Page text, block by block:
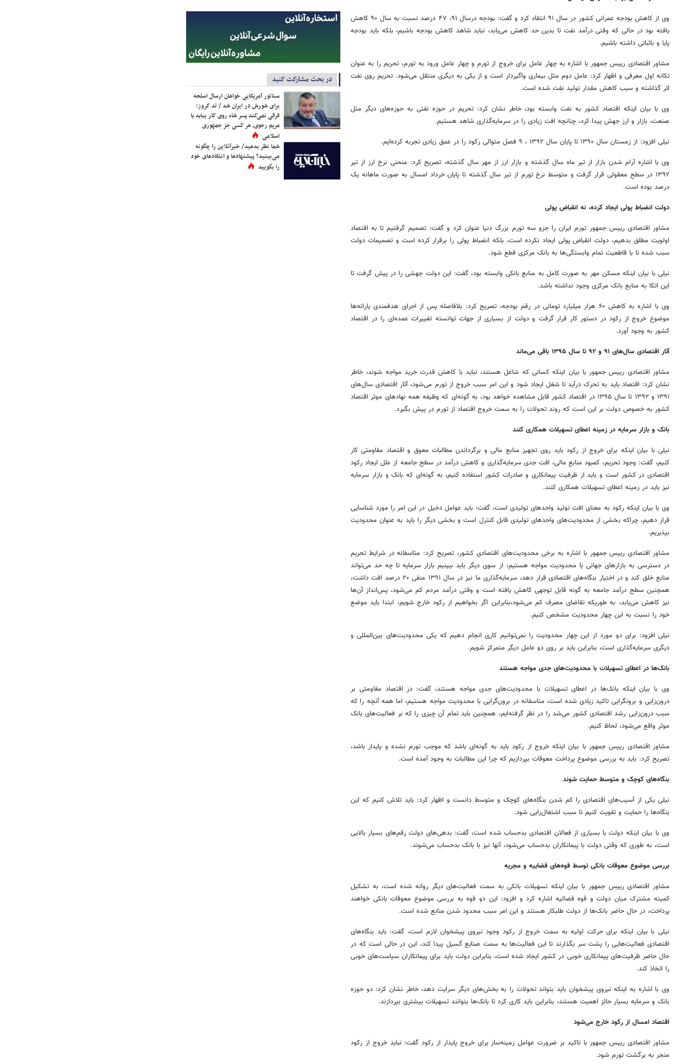
وی از کاهش بودجه عمرانی کشور در سال ۹۱ انتقاد کرد و گفت: بودجه درسال ۹۱، ۴۷ درصد نسبت به سال ۹۰ کاهش
یافته بود در حالی که وقتی درآمد نفت تا بدین حد کاهش می‌یابد، نباید شاهد کاهش بودجه باشیم، بلکه باید بودجه
پایا و باثباتی داشته باشیم.
مشاور اقتصادی رییس جمهور با اشاره به چهار عامل برای خروج از تورم و چهار عامل ورود به تورم، تحریم را به عنوان
تکانه اول معرفی و اظهار کرد: عامل دوم مثل بیماری واگیردار است و از یکی به دیگری منتقل می‌شود. تحریم روی نفت
اثر گذاشته و سبب کاهش مقدار تولید نفت شده است.
وی با بیان اینکه اقتصاد کشور به نفت وابسته بود، خاطر نشان کرد: تحریم در حوزه نفتی به حوزه‌های دیگر مثل
صنعت، بازار و ارز جهش پیدا کرد، چنانچه افت زیادی را در سرمایه‌گذاری شاهد هستیم.
نیلی افزود: از زمستان سال ۱۳۹۰ تا پایان سال ۱۳۹۲ ، ۹ فصل متوالی رکود را در عمق زیادی تجربه کرده‌ایم.
وی با اشاره آرام شدن بازار از تیر ماه سال گذشته و بازار ارز از مهر سال گذشته، تصریح کرد: منحنی نرخ ارز از تیر
۱۳۹۲ در سطح معقولی قرار گرفت و متوسط نرخ تورم از تیر سال گذشته تا پایان خرداد امسال به صورت ماهانه یک
درصد بوده است.
دولت انضباط پولی ایجاد کرده، نه انقباض پولی
مشاور اقتصادی رییس جمهور تورم ایران را جزو سه تورم بزرگ دنیا عنوان کرد و گفت: تصمیم گرفتیم تا به اقتصاد
اولویت مطلق بدهیم، دولت انقباض پولی ایجاد نکرده است، بلکه انضباط پولی را برقرار کرده است و تصمیمات دولت
سبب شده تا با قاطعیت تمام وابستگی‌ها به بانک مرکزی قطع شود.
نیلی با بیان اینکه مسکن مهر به صورت کامل به منابع بانکی وابسته بود، گفت: این دولت جهشی را در پیش گرفت تا
این اتکا به منابع بانک مرکزی وجود نداشته باشد.
وی با اشاره به کاهش ۶۰ هزار میلیارد تومانی در رقم بودجه، تصریح کرد: بلافاصله پس از اجرای هدفمندی یارانه‌ها
موضوع خروج از رکود در دستور کار قرار گرفت و دولت از بسیاری از جهات توانسته تغییرات عمده‌ای را در اقتصاد
کشور به وجود آورد.
آثار اقتصادی سال‌های ۹۱ و ۹۲ تا سال ۱۳۹۵ باقی می‌ماند
مشاور اقتصادی رییس جمهور با بیان اینکه کسانی که شاغل هستند، نباید با کاهش قدرت خرید مواجه شوند، خاطر
نشان کرد: اقتصاد باید به تحرک درآید تا شغل ایجاد شود و این امر سبب خروج از تورم می‌شود، آثار اقتصادی سال‌های
۱۳۹۱ و ۱۳۹۲ تا سال ۱۳۹۵ در اقتصاد کشور قابل مشاهده خواهد بود، به گونه‌ای که وظیفه همه نهادهای موثر اقتصاد
کشور به خصوص دولت بر این است که روند تحولات را به سمت خروج اقتصاد از تورم در پیش بگیرد.
بانک و بازار سرمایه در زمینه اعطای تسهیلات همکاری کنند
نیلی با بیان اینکه برای خروج از رکود باید روی تجهیز منابع مالی و برگرداندن مطالبات معوق و اقتصاد مقاومتی کار
کنیم، گفت: وجود تحریم، کمبود منابع مالی، افت جدی سرمایه‌گذاری و کاهش درآمد در سطح جامعه از علل ایجاد رکود
اقتصادی در کشور است و باید از ظرفیت پیمانکاری و صادرات کشور استفاده کنیم، به گونه‌ای که بانک و بازار سرمایه
نیز باید در زمینه اعطای تسهیلات همکاری کنند.
وی با بیان اینکه رکود به معنای افت تولید واحدهای تولیدی است، گفت: باید عوامل دخیل در این امر را مورد شناسایی
قرار دهیم، چراکه بخشی از محدودیت‌های واحدهای تولیدی قابل کنترل است و بخشی دیگر را باید به عنوان محدودیت
بپذیریم.
مشاور اقتصادی رییس جمهور با اشاره به برخی محدودیت‌های اقتصادی کشور، تصریح کرد: متاسفانه در شرایط تحریم
در دسترسی به بازارهای جهانی با محدودیت مواجه هستیم، از سوی دیگر باید ببینیم بازار سرمایه تا چه حد می‌تواند
منابع خلق کند و در اختیار بنگاه‌های اقتصادی قرار دهد، سرمایه‌گذاری ما نیز در سال ۱۳۹۱ منفی ۲۰ درصد افت داشت،
همچنین سطح درآمد جامعه به گونه قابل توجهی کاهش یافته است و وقتی درآمد مردم کم می‌شود، پس‌انداز آن‌ها
نیز کاهش می‌یابد، به طوریکه تقاضای مصرف کم می‌شود،بنابراین اگر بخواهیم از رکود خارج شویم، ابتدا باید موضع
خود را نسبت به این چهار محدودیت مشخص کنیم.
نیلی افزود: برای دو مورد از این چهار محدودیت را نمی‌توانیم کاری انجام دهیم که یکی محدودیت‌های بین‌المللی و
دیگری سرمایه‌گذاری است، بنابراین باید بر روی دو عامل دیگر متمرکز شویم.
بانک‌ها در اعطای تسهیلات با محدودیت‌های جدی مواجه هستند
وی با بیان اینکه بانک‌ها در اعطای تسهیلات با محدودیت‌های جدی مواجه هستند، گفت: در اقتصاد مقاومتی بر
درون‌زایی و برونگرایی تاکید زیادی شده است، متاسفانه در برون‌گرایی با محدودیت مواجه هستیم، اما همه آنچه را که
سبب درون‌زایی رشد اقتصادی کشور می‌شد را در نظر گرفته‌ایم، همچنین باید تمام آن چیزی را که بر فعالیت‌های بانک
موثر واقع می‌شود، لحاظ کنیم.
مشاور اقتصادی رییس جمهور با بیان اینکه خروج از رکود باید به گونه‌ای باشد که موجب تورم نشده و پایدار باشد،
تصریح کرد: باید به بررسی موضوع پرداخت معوقات بپردازیم که چرا این مطالبات به وجود آمده است.
بنگاه‌های کوچک و متوسط حمایت شوند
نیلی یکی از آسیب‌های اقتصادی را کم شدن بنگاه‌های کوچک و متوسط دانست و اظهار کرد: باید تلاش کنیم که این
بنگاه‌ها را حمایت و تقویت کنیم تا سبب اشتغال‌زایی شود.
وی با بیان اینکه دولت با بسیاری از فعالان اقتصادی بدحساب شده است، گفت: بدهی‌های دولت رقم‌های بسیار بالایی
است، به طوری که وقتی دولت با پیمانکاران بدحساب می‌شود، آنها نیز با بانک بدحساب می‌شوند.
بررسی موضوع معوقات بانکی توسط قو‌ه‌های قضاییه و مجریه
مشاور اقتصادی رییس جمهور با بیان اینکه تسهیلات بانکی به سمت فعالیت‌های دیگر روانه شده است، به تشکیل
کمیته مشترک میان دولت و قوه قضائیه اشاره کرد و افزود: این دو قوه به بررسی موضوع معوقات بانکی خواهند
پرداخت، در حال حاضر بانک‌ها از دولت طلبکار هستند و این امر سبب محدود شدن منابع شده است.
نیلی با بیان اینکه برای حرکت اولیه به سمت خروج از رکود وجود نیروی پیشخوان لازم است، گفت: باید بنگاه‌های
اقتصادی فعالیت‌هایی را پشت سر بگذارند تا این فعالیت‌ها به سمت صنایع گسیل پیدا کند، این در حالی است که در
حال حاضر ظرفیت‌های پیمانکاری خوبی در کشور ایجاد شده است، بنابراین دولت باید برای پیمانکاران سیاست‌های خوبی
را اتخاذ کند.
وی با اشاره به اینکه نیروی پیشخوان باید بتواند تحولات را به بخش‌های دیگر سرایت دهد، خاطر نشان کرد: دو حوزه
بانک و سرمایه بسیار حائز اهمیت هستند، بنابراین باید کاری کرد تا بانک‌ها بتوانند تسهیلات بیشتری بپردازند.
اقتصاد امسال از رکود خارج می‌شود
مشاور اقتصادی رییس جمهور با تاکید بر ضرورت عوامل زمینه‌ساز برای خروج پایدار از رکود گفت: نباید خروج از رکود
منجر به برگشت تورم شود.
در بحث مشارکت کنید
سناتور آمریکایی خواهان ارسال اسلحه
برای شورش در ایران شد / تد کروز:
فرقی نمی‌کند پسر شاه روی کار بیاید یا
مریم رجوی، هر کسی جز جمهوری
اسلامی
شما نظر بدهید/ خبرآنلاین را چگونه
می‌بینید؟ پیشنهادها و انتقادهای خود
را بگویید